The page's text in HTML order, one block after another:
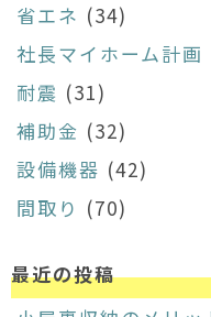
省エネ (34)
社長マイホーム計画
耐震 (31)
補助金 (32)
設備機器 (42)
間取り (70)
最近の投稿